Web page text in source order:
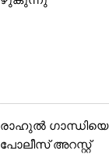
രാഹുൽ ഗാന്ധിയെ
പോലീസ് അറസ്റ്റ്